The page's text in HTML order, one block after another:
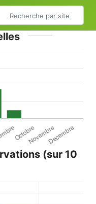
(sur 10